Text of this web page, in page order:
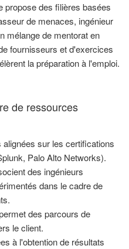
propose des filières basées
de menaces, ingénieur
mélange de mentorat en
fournisseurs et d'exercices
la préparation à l'emploi.
de ressources
sur les certifications
Palo Alto Networks).
des ingénieurs
dans le cadre de
des parcours de
le client.
à l'obtention de résultats